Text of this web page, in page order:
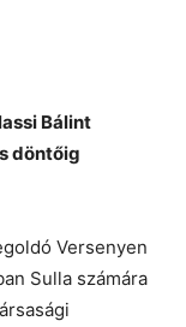
Bálint
döntőig
Versenyen
Sulla számára